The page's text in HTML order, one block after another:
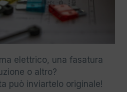
elettrico, una fasatura
o altro?
può inviartelo originale!